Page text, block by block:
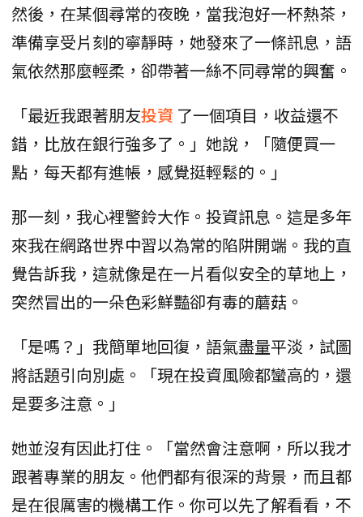
然後，在某個尋常的夜晚，當我泡好一杯熱茶，
準備享受片刻的寧靜時，她發來了一條訊息，語
氣依然那麼輕柔，卻帶著一絲不同尋常的興奮。
「最近我跟著朋友投資 了一個項目，收益還不
錯，比放在銀行強多了。」她說，「隨便買一
點，每天都有進帳，感覺挺輕鬆的。」
那一刻，我心裡警鈴大作。投資訊息。這是多年
來我在網路世界中習以為常的陷阱開端。我的直
覺告訴我，這就像是在一片看似安全的草地上，
突然冒出的一朵色彩鮮豔卻有毒的蘑菇。
「是嗎？」我簡單地回復，語氣盡量平淡，試圖
將話題引向別處。「現在投資風險都蠻高的，還
是要多注意。」
她並沒有因此打住。「當然會注意啊，所以我才
跟著專業的朋友。他們都有很深的背景，而且都
是在很厲害的機構工作。你可以先了解看看，不